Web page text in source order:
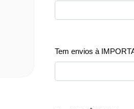
Servicio
medioambiental.
Calcular precio